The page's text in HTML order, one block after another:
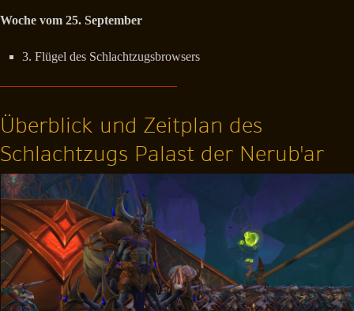
Woche vom 25. September
3. Flügel des Schlachtzugsbrowsers
Überblick und Zeitplan des
Schlachtzugs Palast der Nerub'ar